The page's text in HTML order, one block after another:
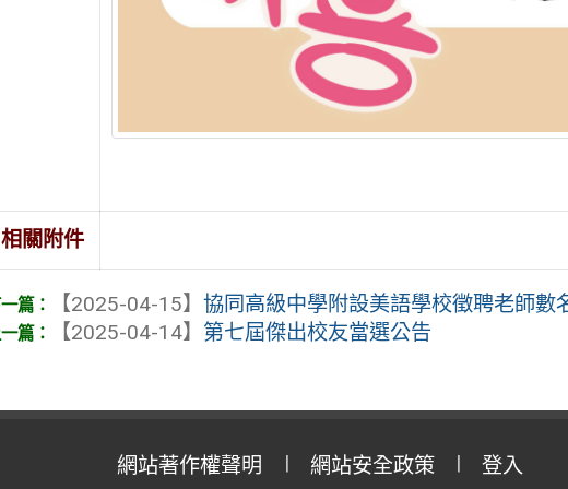
相關附件
【2025-04-15】協同高級中學附設美語學校徵聘老師數
【2025-04-14】 第七屆傑出校友當選公告
網站著作權聲明 網站安全政策 登入